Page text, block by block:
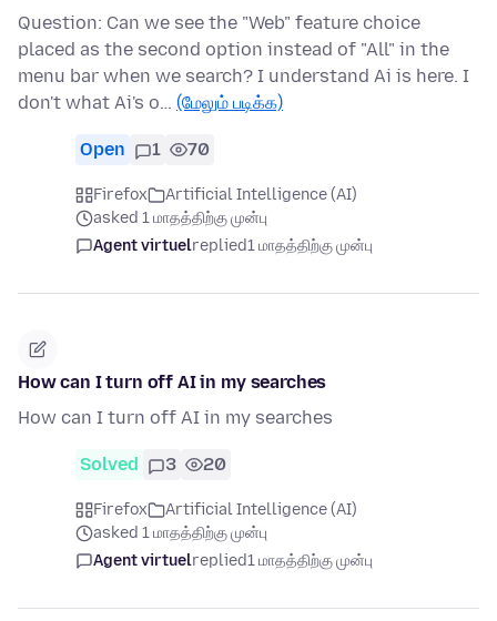
Question: Can we see the "Web" feature choice
placed as the second option instead of "All" in the
menu bar when we search? I understand Ai is here. I
don't what Ai's o… (மேலும் படிக்க)
Open 1 70
Firefox
Artificial Intelligence (AI)
asked 1 மாதத்திற்கு முன்பு
Agent virtuelreplied1 மாதத்திற்கு முன்பு
How can I turn off AI in my searches
How can I turn off AI in my searches
Solved 3 20
Firefox
Artificial Intelligence (AI)
asked 1 மாதத்திற்கு முன்பு
Agent virtuelreplied1 மாதத்திற்கு முன்பு